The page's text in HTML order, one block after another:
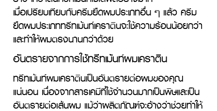
เมื่อเปรียบเทียบกับครีมยืดผมประเภทอื่น ๆ แล้ว ครีม
ยืดผมประเภททรีทเม้นท์เคราตินจะใช้ความร้อนน้อยกว่า
และทำให้ผมตรงนานกว่าด้วย
อันตรายจากการใช้ทรีทเม้นท์ผมเคราติน
ทรีทเม้นท์ผมเคราตินเป็นอันตรายต่อผมของคุณ
แน่นอน เนื่องจากสารเคมีที่ใช้จำนวนมากเป็นพิษและเป็น
อันตรายต่อเส้นผม แม้ว่าผลิตภัณฑ์จะอ้างว่าช่วยทำให้